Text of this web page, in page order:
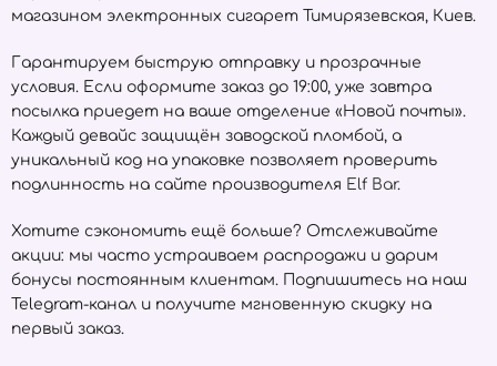
магазином электронных сигарет Тимирязевская, Киев.
Гарантируем быструю отправку и прозрачные
условия. Если оформите заказ до 19:00, уже завтра
посылка приедет на ваше отделение «Новой почты».
Каждый девайс защищён заводской пломбой, а
уникальный код на упаковке позволяет проверить
подлинность на сайте производителя Elf Bar.
Хотите сэкономить ещё больше? Отслеживайте
акции: мы часто устраиваем распродажи и дарим
бонусы постоянным клиентам. Подпишитесь на наш
Telegram-канал и получите мгновенную скидку на
первый заказ.